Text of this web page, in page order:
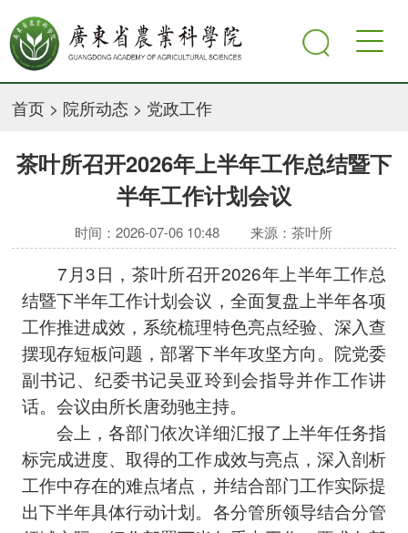
首页 > 院所动态 > 党政工作
茶叶所召开2026年上半年工作总结暨下
半年工作计划会议
时间：2026-07-06 10:48 来源：茶叶所
7月3日，茶叶所召开2026年上半年工作总
结暨下半年工作计划会议，全面复盘上半年各项
工作推进成效，系统梳理特色亮点经验、深入查
摆现存短板问题，部署下半年攻坚方向。院党委
副书记、纪委书记吴亚玲到会指导并作工作讲
话。会议由所长唐劲驰主持。
会上，各部门依次详细汇报了上半年任务指
标完成进度、取得的工作成效与亮点，深入剖析
工作中存在的难点堵点，并结合部门工作实际提
出下半年具体行动计划。各分管所领导结合分管